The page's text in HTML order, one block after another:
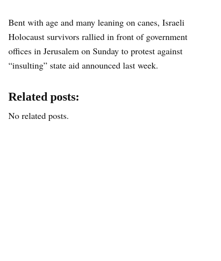
Bent with age and many leaning on canes, Israeli
Holocaust survivors rallied in front of government
offices in Jerusalem on Sunday to protest against
“insulting” state aid announced last week.
Related posts:
No related posts.